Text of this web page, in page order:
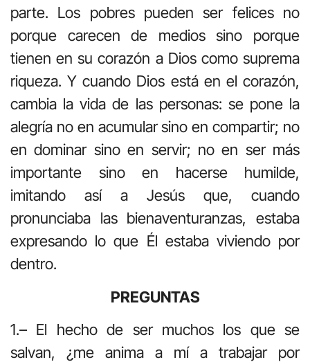
parte. Los pobres pueden ser felices no
porque carecen de medios sino porque
tienen en su corazón a Dios como suprema
riqueza. Y cuando Dios está en el corazón,
cambia la vida de las personas: se pone la
alegría no en acumular sino en compartir; no
en dominar sino en servir; no en ser más
importante sino en hacerse humilde,
imitando así a Jesús que, cuando
pronunciaba las bienaventuranzas, estaba
expresando lo que Él estaba viviendo por
dentro.
PREGUNTAS
1.– El hecho de ser muchos los que se
salvan, ¿me anima a mí a trabajar por